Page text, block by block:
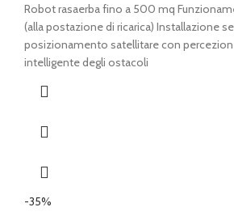
Robot rasaerba fino a 500 mq
(alla postazione di ricarica) Installazione
posizionamento satellitare con
intelligente degli ostacoli
-35%